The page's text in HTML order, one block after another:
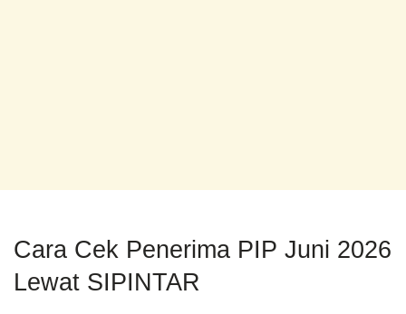
Cara Cek Penerima PIP Juni 2026
Lewat SIPINTAR